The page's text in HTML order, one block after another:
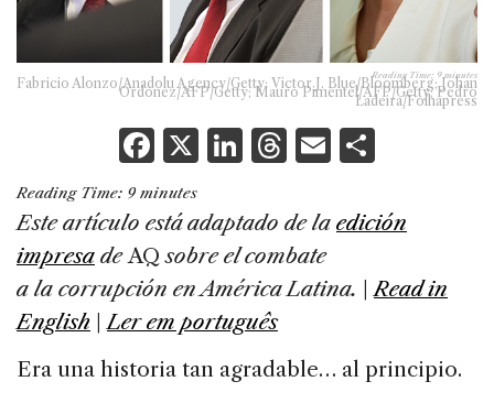
Reading Time: 9 minutes
Fabricio Alonzo/Anadolu Agency/Getty; Victor J. Blue/Bloomberg; Johan
Ordonez/AFP/Getty; Mauro Pimentel/AFP/Getty; Pedro
Ladeira/Folhapress
F
a
c
e
b
o
o
X Li
k
e
dI
n
T
re
a
d
E
ai ar
Reading Time: 9 minutes
Este artículo está adaptado de la edición
impresa deAQsobre el combate
a la corrupción en América Latina.
Read in
English
|Ler em português
Era una historia tan agradable… al principio.